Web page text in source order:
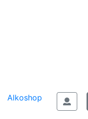
content
Alkoshop